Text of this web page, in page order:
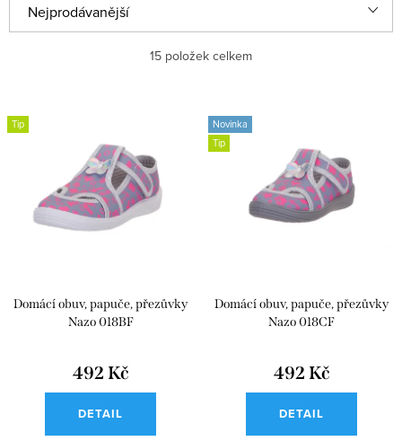
a
n
u
Nejprodávanější
15 položek celkem
V
ý
o
Tip
Domácí obuv, papuče, přezůvky
Nazo 018BF
492 Kč
DETAIL
Novinka
Tip
Domácí obuv, papuče, přezůvky
Nazo 018CF
492 Kč
DETAIL